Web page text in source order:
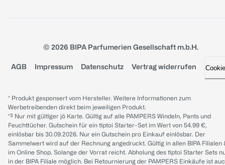
© 2026 BIPA Parfumerien Gesellschaft m.b.H.
AGB Impressum Datenschutz Vertrag widerrufen
* Produkt gesponsert vom Hersteller. Weitere Informationen zum
Werbetreibenden direkt beim jeweiligen Produkt.
*³ Nur mit gültiger jö Karte. Gültig auf alle PAMPERS Windeln, Pants und
Feuchttücher. Gutschein für ein tiptoi Starter-Set im Wert von 54.99 €,
einlösbar bis 30.09.2026. Nur ein Gutschein pro Einkauf einlösbar. Der
Sammelwert wird auf der Rechnung angedruckt. Gültig in allen BIPA Filialen
im Online Shop. Solange der Vorrat reicht. Abholung des tiptoi Starter Sets
in der BIPA Filiale möglich. Bei Retournierung der PAMPERS Einkäufe ist